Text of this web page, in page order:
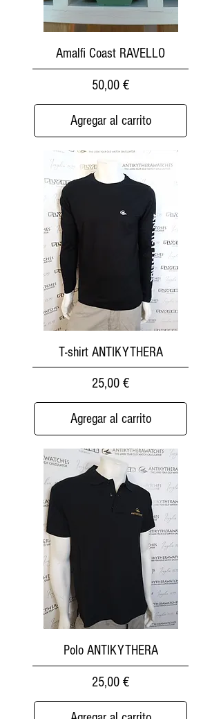
Amalfi Coast RAVELLO
Precio
50,00 €
Agregar al carrito
T-shirt ANTIKYTHERA
Precio
25,00 €
Agregar al carrito
Polo ANTIKYTHERA
Precio
25,00 €